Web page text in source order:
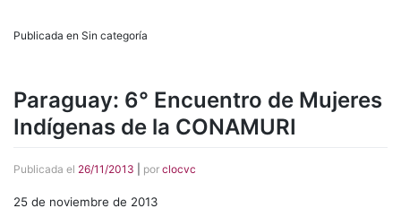
Publicada en Sin categoría
Paraguay: 6° Encuentro de Mujeres
Indígenas de la CONAMURI
Publicada el 26/11/2013 por clocvc
25 de noviembre de 2013